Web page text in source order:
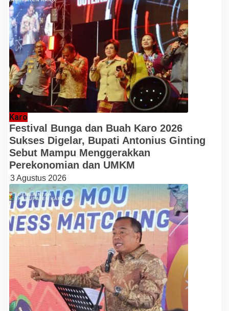
Karo
Festival Bunga dan Buah Karo 2026
Sukses Digelar, Bupati Antonius Ginting
Sebut Mampu Menggerakkan
Perekonomian dan UMKM
3 Agustus 2026